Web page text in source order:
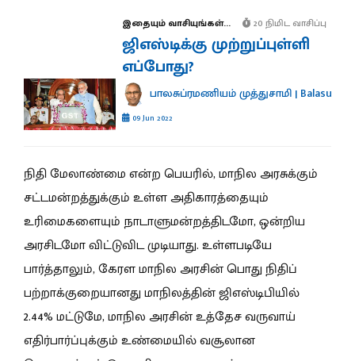
இதையும் வாசியுங்கள்... 20 நிமிட வாசிப்பு
ஜிஎஸ்டிக்கு முற்றுப்புள்ளி
எப்போது?
பாலசுப்ரமணியம் முத்துசாமி |
09 Jun 2022
நிதி மேலாண்மை என்ற பெயரில், மாநில அரசுக்கும்
சட்டமன்றத்துக்கும் உள்ள அதிகாரத்தையும்
உரிமைகளையும் நாடாளுமன்றத்திடமோ, ஒன்றிய
அரசிடமோ விட்டுவிட முடியாது. உள்ளபடியே
பார்த்தாலும், கேரள மாநில அரசின் பொது நிதிப்
பற்றாக்குறையானது மாநிலத்தின் ஜிஎஸ்டிபியில்
2.44% மட்டுமே, மாநில அரசின் உத்தேச வருவாய்
எதிர்பார்ப்புக்கும் உண்மையில் வசூலான